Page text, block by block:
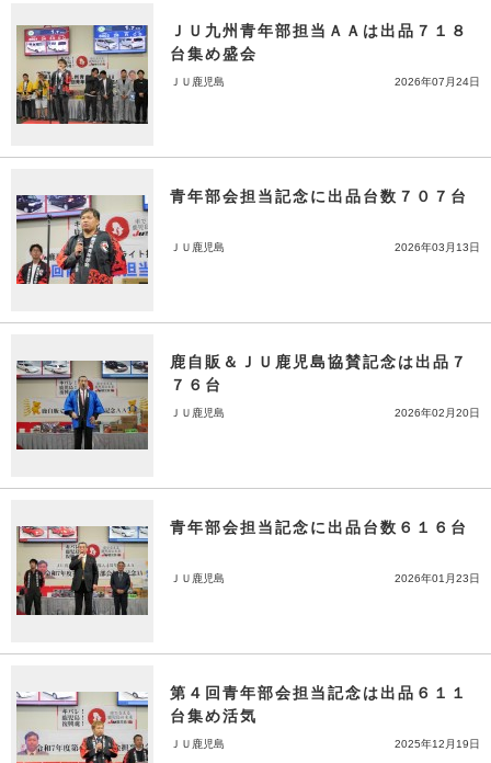
ＪＵ九州青年部担当ＡＡは出品７１８
台集め盛会
ＪＵ鹿児島 2026年07月24日
青年部会担当記念に出品台数７０７台
ＪＵ鹿児島 2026年03月13日
鹿自販＆ＪＵ鹿児島協賛記念は出品７
７６台
ＪＵ鹿児島 2026年02月20日
青年部会担当記念に出品台数６１６台
ＪＵ鹿児島 2026年01月23日
第４回青年部会担当記念は出品６１１
台集め活気
ＪＵ鹿児島 2025年12月19日